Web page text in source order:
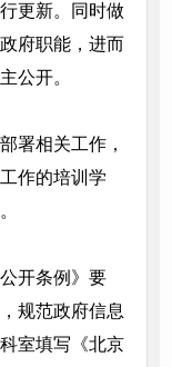
更新。同时做
府职能，进而
公开。
署相关工作，
作的培训学
开条例》要
规范政府信息
室填写《北京